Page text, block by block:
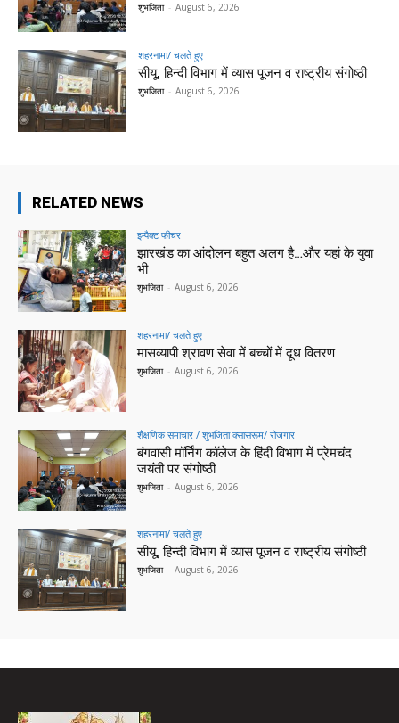
शुभजिता - August 6, 2026
शहरनामा/ चलते हुए
सीयू, हिन्दी विभाग में व्यास पूजन व राष्ट्रीय संगोष्ठी
शुभजिता - August 6, 2026
RELATED NEWS
इम्पैक्ट फीचर
झारखंड का आंदोलन बहुत अलग है…और यहां के युवा
भी
शुभजिता - August 6, 2026
शहरनामा/ चलते हुए
मासव्यापी श्रावण सेवा में बच्चों में दूध वितरण
शुभजिता - August 6, 2026
शैक्षणिक समाचार / शुभजिता क्सासरूम/ रोजगार
बंगवासी मॉर्निंग कॉलेज के हिंदी विभाग में प्रेमचंद
जयंती पर संगोष्ठी
शुभजिता - August 6, 2026
शहरनामा/ चलते हुए
सीयू, हिन्दी विभाग में व्यास पूजन व राष्ट्रीय संगोष्ठी
शुभजिता - August 6, 2026